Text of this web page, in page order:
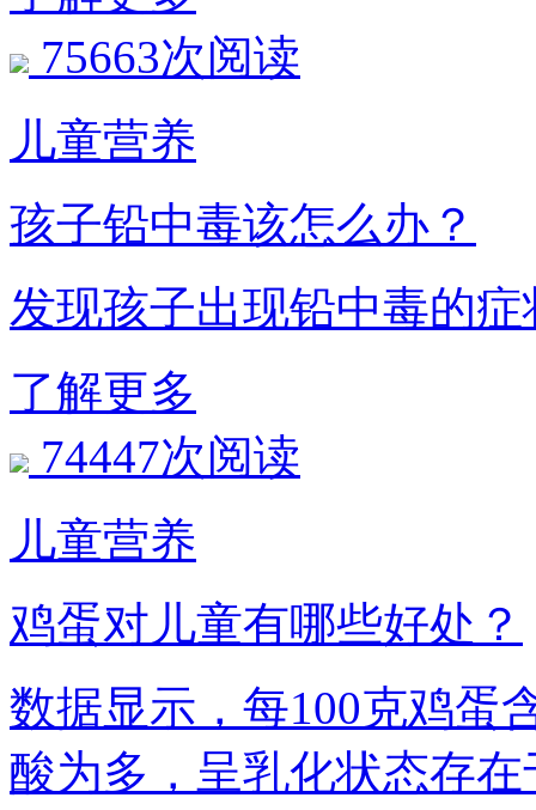
75663次阅读
儿童营养
孩子铅中毒该怎么办？
发现孩子出现铅中毒的
了解更多
74447次阅读
儿童营养
鸡蛋对儿童有哪些好处？
数据显示，每100克鸡蛋
酸为多，呈乳化状态存